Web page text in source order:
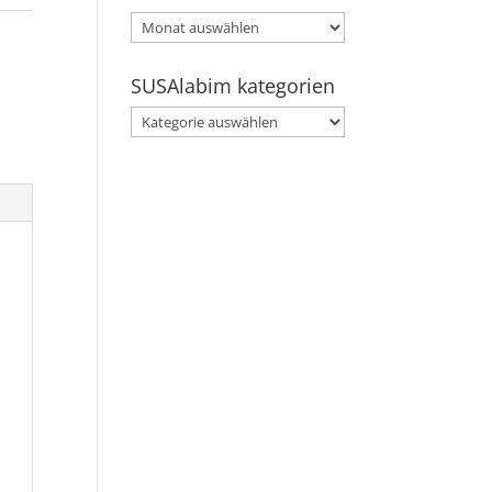
SUSAlabim
archive
SUSAlabim kategorien
SUSAlabim
kategorien